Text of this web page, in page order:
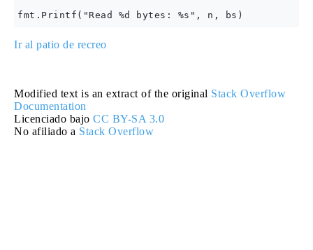
Ir al patio de recreo
Modified text is an extract of the original Stack Overflow
Documentation
Licenciado bajo CC BY-SA 3.0
No afiliado a Stack Overflow